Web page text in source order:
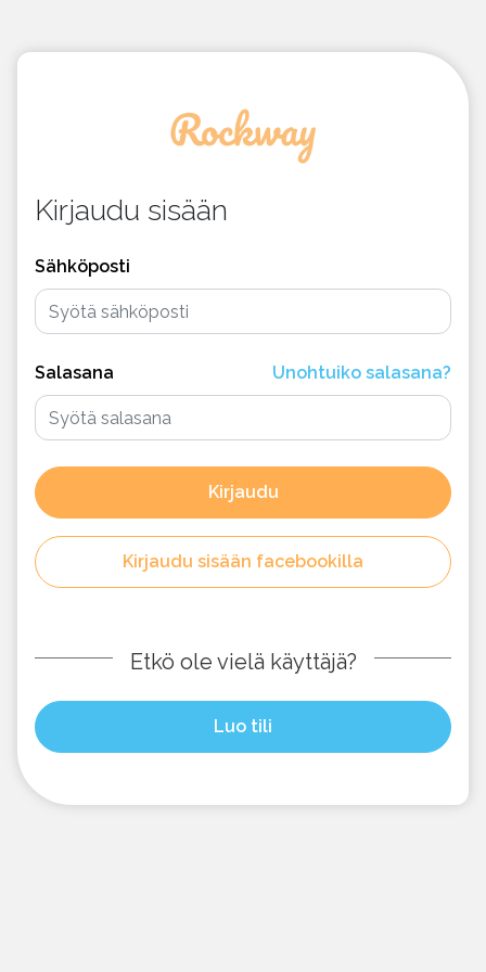
Kirjaudu sisään
Sähköposti
Salasana Unohtuiko salasana?
Kirjaudu
Kirjaudu sisään facebookilla
Etkö ole vielä käyttäjä?
Luo tili